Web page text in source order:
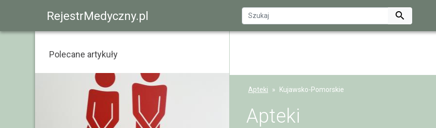
RejestrMedyczny.pl 
Apteki Kujawsko-Pomorskie
Apteki
Polecane artykuły